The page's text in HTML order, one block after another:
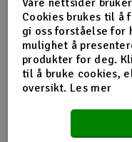
nybegynnerutstyr og
leverandør. Da
handelsmønstrene på
Modellers tidlig på
gjorde det mulig for
spesialprodukter som
større byer. Samtidig
Cookies brukes til å
gi oss forståelse for
mulighet å
produkter for deg.
til å bruke cookies,
oversikt. Les mer